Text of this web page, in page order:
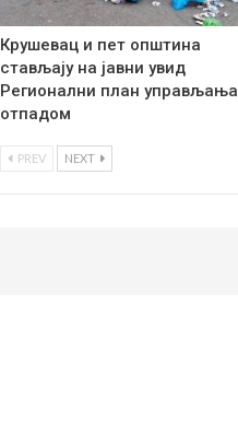
Крушевац и пет општина
стављају на јавни увид
Регионални план управљања
отпадом
PREV NEXT